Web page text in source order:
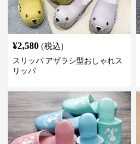
¥2,580 (税込)
スリッパ アザラシ型おしゃれス
リッパ